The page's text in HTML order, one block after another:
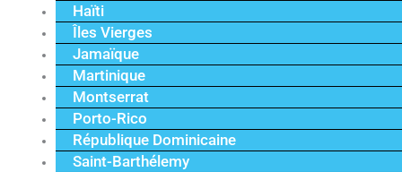
Haïti
Îles Vierges
Jamaïque
Martinique
Montserrat
Porto-Rico
République Dominicaine
Saint-Barthélemy